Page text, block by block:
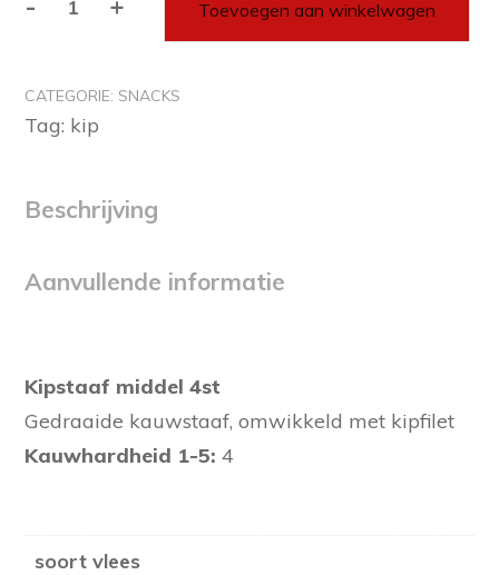
Kipstaaf
aantal
Toevoegen aan winkelwagen
CATEGORIE: SNACKS
Tag: kip
Beschrijving
Aanvullende informatie
Kipstaaf middel 4st
Gedraaide kauwstaaf, omwikkeld met kipfilet
Kauwhardheid 1-5: 4
soort vlees